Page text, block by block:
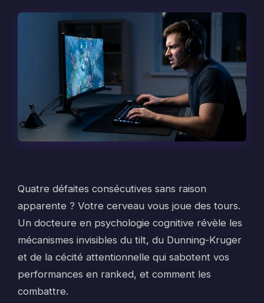
Quatre défaites consécutives sans raison
apparente ? Votre cerveau vous joue des tours.
Un docteure en psychologie cognitive révèle les
mécanismes invisibles du tilt, du Dunning-Kruger
et de la cécité attentionnelle qui sabotent vos
performances en ranked, et comment les
combattre.